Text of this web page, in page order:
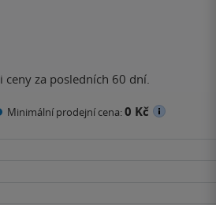
za posledních 60 dní.
Minimální prodejní cena:0 Kč